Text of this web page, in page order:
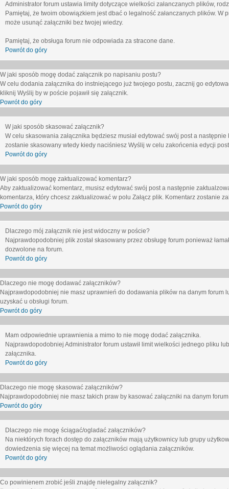
Administrator forum ustawia limity dotyczące wielkości załanczanych plików,
Pamiętaj, że twoim obowiązkiem jest dbać o legalność załanczanych plików.
może usunąć załączniki bez twojej wiedzy.
Pamiętaj, że obsługa forum nie odpowiada za stracone dane.
Powrót do góry
W jaki sposób mogę dodać załącznik po napisaniu postu?
W celu dodania załącznika do instniejącego już twojego postu, zacznij go
kliknij Wyślij by w poście pojawił się załącznik.
Powrót do góry
W jaki sposób skasować załącznik?
W celu skasowania załącznika będziesz musiał edytować swój post a
zostanie skasowany wtedy kiedy naciśniesz Wyślij w celu zakońcenia edycji
Powrót do góry
W jaki sposób mogę zaktualizować komentarz?
Aby zaktualizować komentarz, musisz edytować swój post a następnie
komentarza, który chcesz zaktualizować w polu Załącz plik. Komentarz zostanie
Powrót do góry
Dlaczego mój załącznik nie jest widoczny w poście?
Najprawdopodobniej plik został skasowany przez obsługę forum ponieważ
dozwolone na forum.
Powrót do góry
Dlaczego nie mogę dodawać załączników?
Najprawdopodobniej nie masz uprawnień do dodawania plików na danym forum
uzyskać u obsługi forum.
Powrót do góry
Mam odpowiednie uprawnienia a mimo to nie mogę dodać załącznika.
Najprawdopodobniej Administrator forum ustawił limit wielkości jednego pliku
załącznika.
Powrót do góry
Dlaczego nie mogę skasować załączników?
Najprawdopodobniej nie masz takich praw by kasować załączniki na danym
Powrót do góry
Dlaczego nie mogę ściągać/ogladać załączników?
Na niektórych forach dostęp do załączników mają użytkownicy lub grupy
dowiedzenia się więcej na temat możliwości oglądania załączników.
Powrót do góry
Co powinienem zrobić jeśli znajdę nielegalny załącznik?